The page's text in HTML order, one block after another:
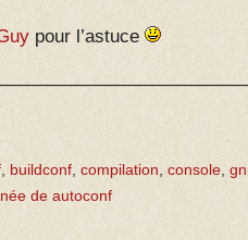
pour l’astuce
buildconf compilation console
de autoconf